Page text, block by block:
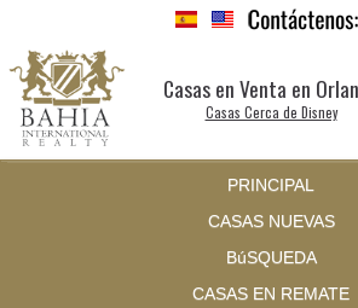
Casas en Venta en
Casas Cerca de Disney
PRINCIPAL
CASAS NUEVAS
BúSQUEDA
CASAS EN REMATE